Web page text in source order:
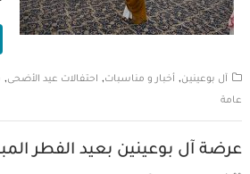
آل بوعينين, أخبار و مناسبات, احتفالات عيد الأضحى,
عامة
عرضة آل بوعينين بعيد الفطر المبارك ٢٠٢٥م/